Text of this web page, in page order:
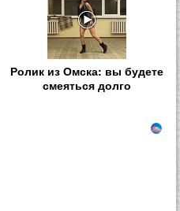
Ролик из Омска: вы будете
смеяться долго